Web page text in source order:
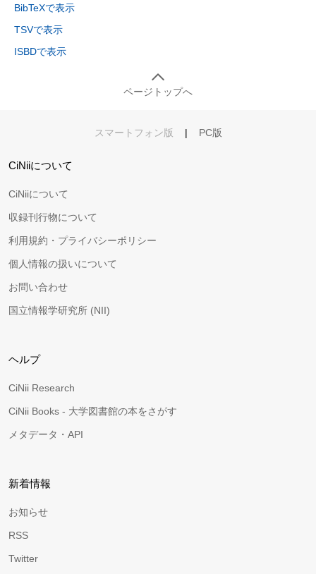
BibTeXで表示
TSVで表示
ISBDで表示
ページトップへ
スマートフォン版 | PC版
CiNiiについて
CiNiiについて
収録刊行物について
利用規約・プライバシーポリシー
個人情報の扱いについて
お問い合わせ
国立情報学研究所 (NII)
ヘルプ
CiNii Research
CiNii Books - 大学図書館の本をさがす
メタデータ・API
新着情報
お知らせ
RSS
Twitter